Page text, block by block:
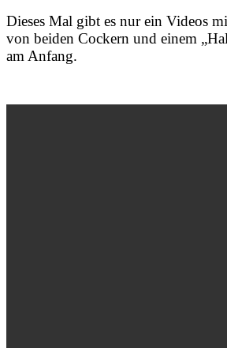
Dieses Mal gibt es nur ein Videos
von beiden Cockern und einem
am Anfang.